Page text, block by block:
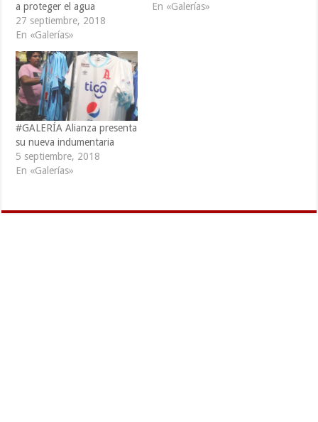
a proteger el agua
27 septiembre, 2018
En «Galerías»
En «Galerías»
#GALERÍA Alianza presenta
su nueva indumentaria
5 septiembre, 2018
En «Galerías»